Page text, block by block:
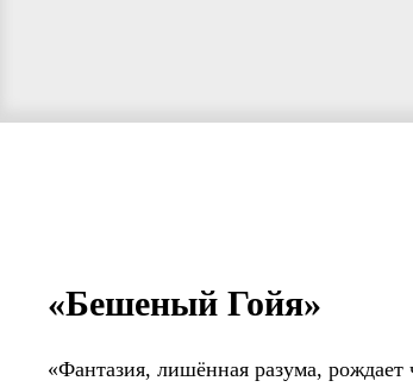
«Бешеный Гойя»
«Фантазия, лишённая разума,